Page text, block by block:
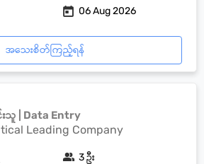
06 Aug 2026
အသေးစိတ်ကြည့်ရန်
| Data Entry
Leading Company
3 ဦး